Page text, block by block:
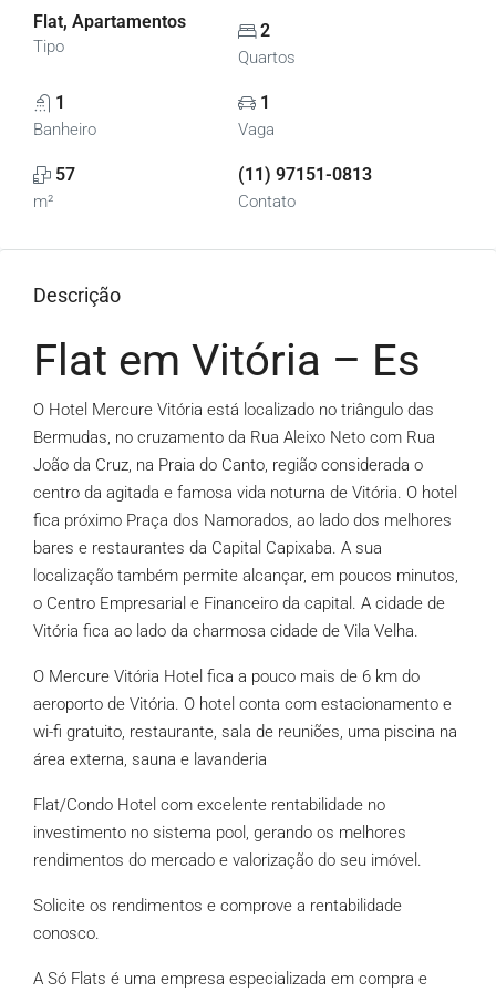
Flat, Apartamentos
Tipo
2
Quartos
1
Banheiro
1
Vaga
57
m²
(11) 97151-0813
Contato
Descrição
Flat em Vitória – Es
O Hotel Mercure Vitória está localizado no triângulo das
Bermudas, no cruzamento da Rua Aleixo Neto com Rua
João da Cruz, na Praia do Canto, região considerada o
centro da agitada e famosa vida noturna de Vitória. O hotel
fica próximo Praça dos Namorados, ao lado dos melhores
bares e restaurantes da Capital Capixaba. A sua
localização também permite alcançar, em poucos minutos,
o Centro Empresarial e Financeiro da capital. A cidade de
Vitória fica ao lado da charmosa cidade de Vila Velha.
O Mercure Vitória Hotel fica a pouco mais de 6 km do
aeroporto de Vitória. O hotel conta com estacionamento e
wi-fi gratuito, restaurante, sala de reuniões, uma piscina na
área externa, sauna e lavanderia
Flat/Condo Hotel com excelente rentabilidade no
investimento no sistema pool, gerando os melhores
rendimentos do mercado e valorização do seu imóvel.
Solicite os rendimentos e comprove a rentabilidade
conosco.
A Só Flats é uma empresa especializada em compra e